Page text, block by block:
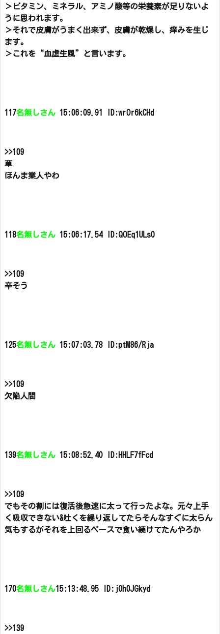
＞ビタミン、ミネラル、アミノ酸等の栄養素が足りないよ
うに思われます。
＞それで皮膚がうまく出来ず、皮膚が乾燥し、痒みを生じ
ます。
＞これを“血虚生風”と言います。
117名無しさん 15:06:09.91 ID:wrOr6kCHd
>>109
草
ほんま業人やわ
118名無しさん 15:06:17.54 ID:QOEq1ULs0
>>109
辛そう
125名無しさん 15:07:03.78 ID:ptM86/Rja
>>109
欠陥人間
139名無しさん 15:08:52.40 ID:HHLF7fFcd
>>109
でもその割には復活後急速に太って行ったよな。 元々上手
く吸収できない&吐くを繰り返してたらそんなすぐに太らん
気もするがそれを上回るペースで食い続けてたんやろか
170名無しさん15:13:48.95 ID:j0h0JGkyd
>>139